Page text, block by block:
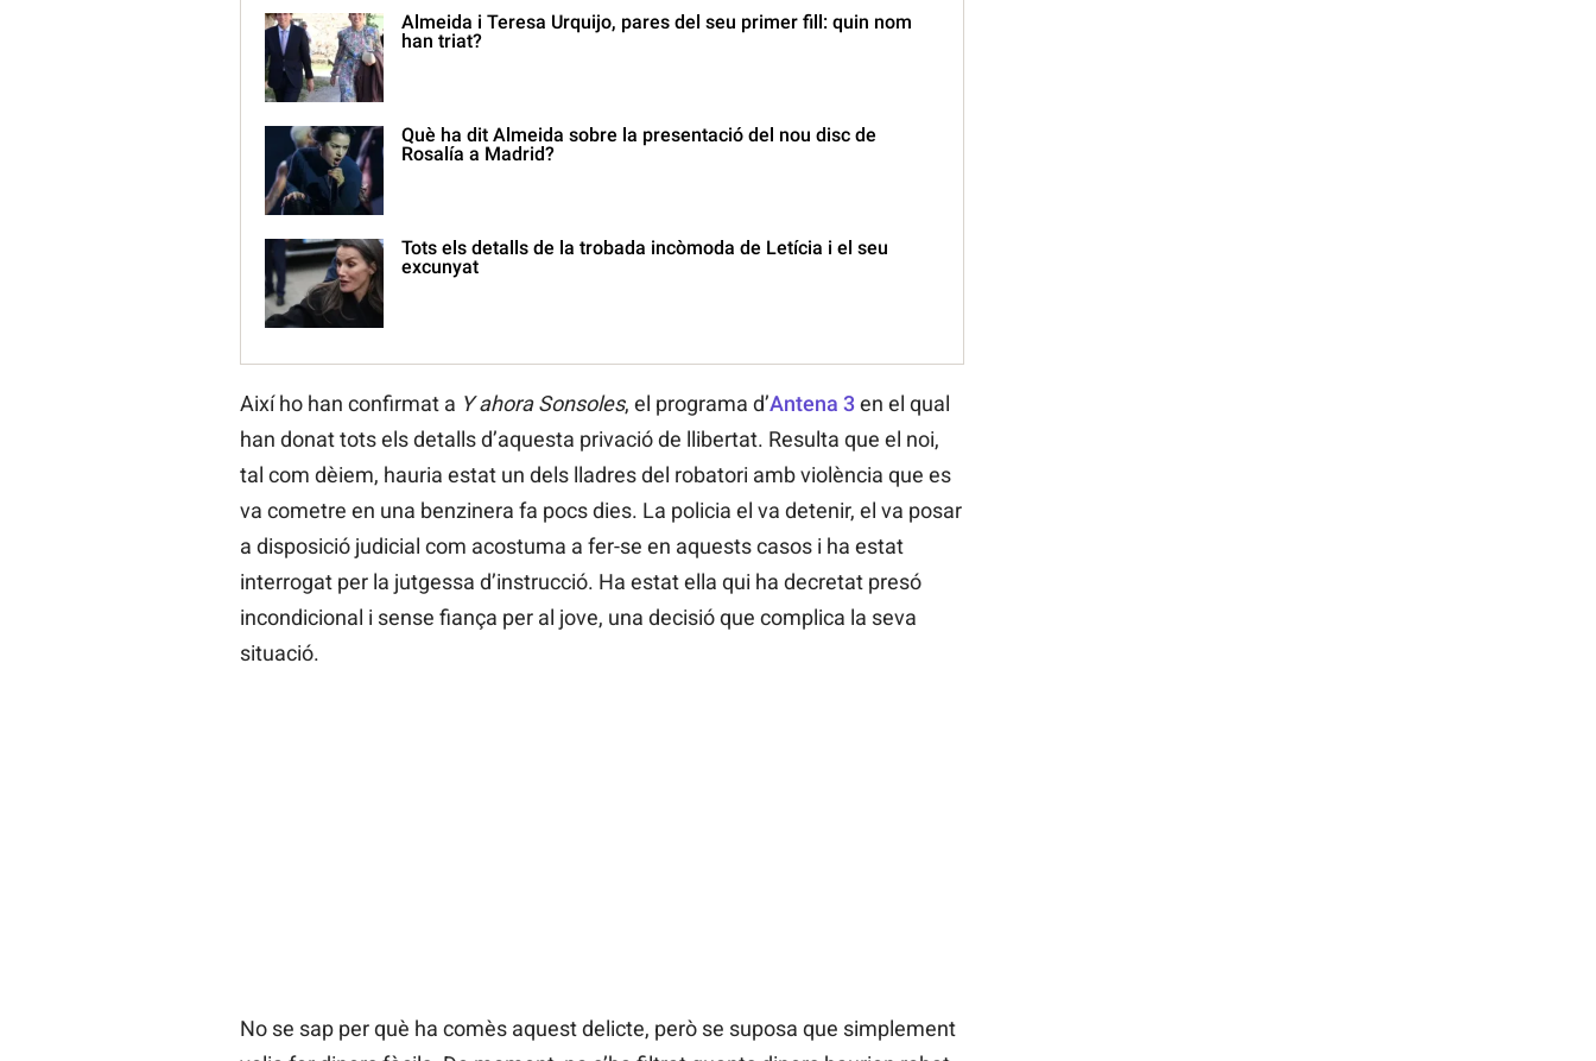
Almeida i Teresa Urquijo, pares del seu primer fill: quin nom
han triat?
Què ha dit Almeida sobre la presentació del nou disc de
Rosalía a Madrid?
Tots els detalls de la trobada incòmoda de Letícia i el seu
excunyat
Així ho han confirmat a Y ahora Sonsoles, el programa d’Antena 3en el qual
han donat tots els detalls d’aquesta privació de llibertat. Resulta que el noi,
tal com dèiem, hauria estat un dels lladres del robatori amb violència que es
va cometre en una benzinera fa pocs dies. La policia el va detenir, el va posar
a disposició judicial com acostuma a fer-se en aquests casos i ha estat
interrogat per la jutgessa d’instrucció. Ha estat ella qui ha decretat presó
incondicional i sense fiança per al jove, una decisió que complica la seva
situació.
No se sap per què ha comès aquest delicte, però se suposa que simplement